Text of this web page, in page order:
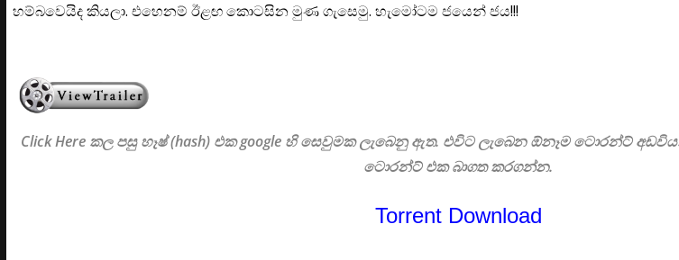
හම්බවෙයිද කියලා. එහෙනම් ඊළඟ කොටසින මුණ ගැසෙමු. හැමෝටම ජයෙන් ජය!!!
Click Here කල පසු හෑෂ් (hash) එක google හි සෙවුමක ලැබෙනු ඇත. එවිට ලැබෙන ඕනෑම ටොරන්ට්
ටොරන්ට් එක බාගත කරගන්න.
Torrent Download